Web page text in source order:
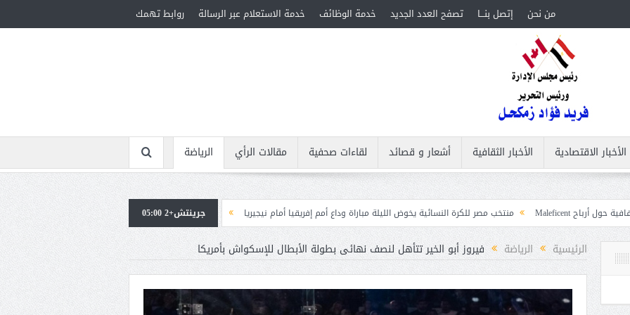
من نحن إتصل بنـــا تصفح العدد الجديد خدمة الوظائف خدمة الاستعلام عبر الرسالة روابط تهمك
الأخبار الاقتصادية الأخبار الثقافية أشعار و قصائد لقاءات صحفية مقالات الرأي
الرياضة
منتخب مصر للكرة النسائية يخوض الليلة مباراة وداع أمم إفريقيا أمام نيجيريا
استقبال جماهيرى حاشد لمحمد صلاح لدى وصوله إلى تركيا لإتمام انتقاله إلى
جرينتش+2 05:00
الرئيسية الرياضة فيروز أبو الخير تتأهل لنصف نهائى بطولة الأبطال للإسكواش بأمريكا